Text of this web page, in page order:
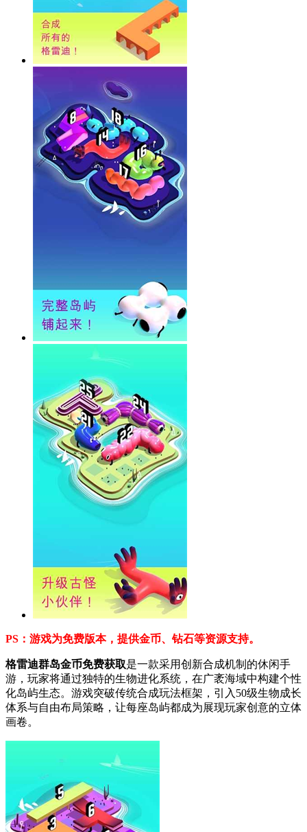
PS：游戏为免费版本，提供金币、钻石等资源支持。
格雷迪群岛金币免费获取是一款采用创新合成机制的休闲手
游，玩家将通过独特的生物进化系统，在广袤海域中构建个性
化岛屿生态。游戏突破传统合成玩法框架，引入50级生物成长
体系与自由布局策略，让每座岛屿都成为展现玩家创意的立体
画卷。